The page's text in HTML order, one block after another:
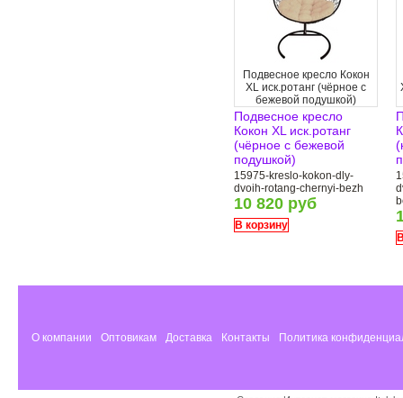
Подвесное кресло Кокон
XL иск.ротанг (чёрное с
бежевой подушкой)
Подвесное кресло
Кокон XL иск.ротанг
(чёрное с бежевой
подушкой)
15975-kreslo-kokon-dly-
dvoih-rotang-chernyi-bezh
10 820 руб
В корзину
О компании Оптовикам Доставка Контакты Политика